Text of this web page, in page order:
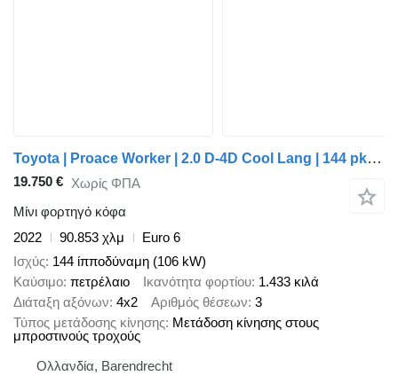
Toyota | Proace Worker | 2.0 D-4D Cool Lang | 144 pk | trekhaak | 2022
19.750 € Χωρίς ΦΠΑ
Μίνι φορτηγό κόφα
2022
90.853 χλμ
Euro 6
Ισχύς 144 ίπποδύναμη (106 kW)
Καύσιμο πετρέλαιο Ικανότητα φορτίου 1.433 κιλά
Διάταξη αξόνων 4x2 Αριθμός θέσεων 3
Τύπος μετάδοσης κίνησης Μετάδοση κίνησης στους
μπροστινούς τροχούς
Ολλανδία, Barendrecht